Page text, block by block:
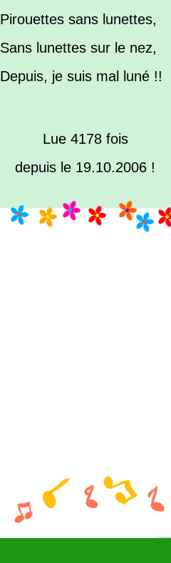
Pirouettes sans lunettes,
Sans lunettes sur le nez,
Depuis, je suis mal luné !!
Lue 4178 fois
depuis le 19.10.2006 !